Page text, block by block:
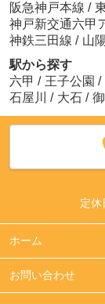
阪急神戸本線 /
神戸新交通六甲
神鉄三田線 / 山
駅から探す
六甲 / 王子公園 /
石屋川
/ 大石 /
定休
ホーム
お問い合わせ